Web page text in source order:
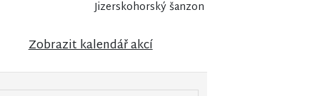
Jizerskohorský šanzon
Zobrazit kalendář akcí